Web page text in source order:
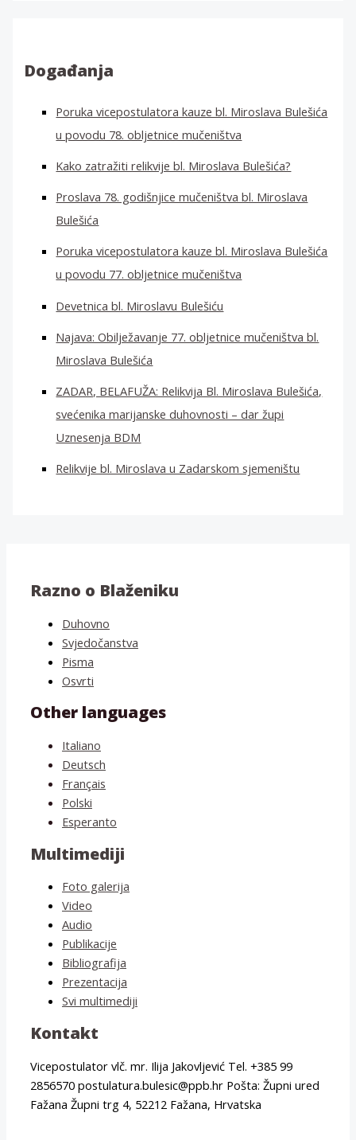
:Događanja
Poruka vicepostulatora kauze bl. Miroslava Bulešića
u povodu 78. obljetnice mučeništva
Kako zatražiti relikvije bl. Miroslava Bulešića?
Proslava 78. godišnjice mučeništva bl. Miroslava
Bulešića
Poruka vicepostulatora kauze bl. Miroslava Bulešića
u povodu 77. obljetnice mučeništva
Devetnica bl. Miroslavu Bulešiću
Najava: Obilježavanje 77. obljetnice mučeništva bl.
Miroslava Bulešića
ZADAR, BELAFUŽA: Relikvija Bl. Miroslava Bulešića,
svećenika marijanske duhovnosti – dar župi
Uznesenja BDM
Relikvije bl. Miroslava u Zadarskom sjemeništu
Razno o Blaženiku
Duhovno
Svjedočanstva
Pisma
Osvrti
Other languages
Italiano
Deutsch
Français
Polski
Esperanto
Multimediji
Foto galerija
Video
Audio
Publikacije
Bibliografija
Prezentacija
Svi multimediji
Kontakt
Vicepostulator vlč. mr. Ilija Jakovljević Tel. +385 99
2856570 postulatura.bulesic@ppb.hr Pošta: Župni ured
Fažana Župni trg 4, 52212 Fažana, Hrvatska